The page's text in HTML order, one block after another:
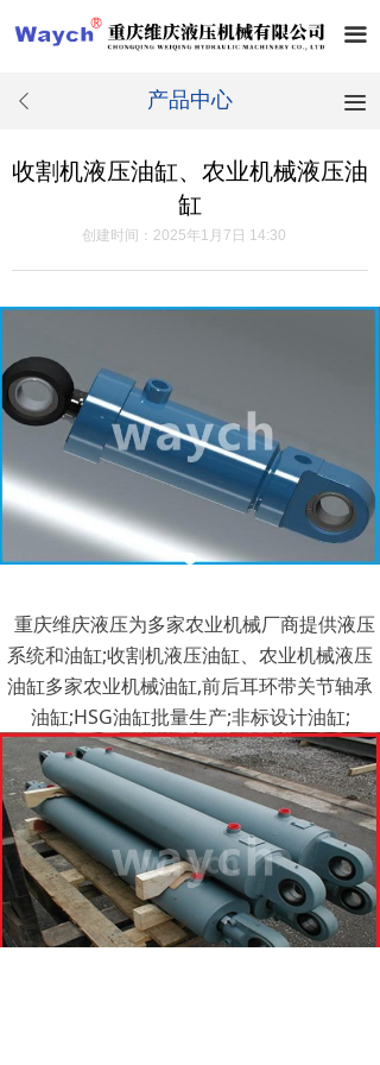
끀
收割机液压油缸、农业机械液压油
缸
创建时间： 2025年1月7日 14:30
ꄴ 产品中心 끀
重庆维庆液压为多家农业机械厂商提供液压
系统和油缸;收割机液压油缸、农业机械液压
油缸多家农业机械油缸,前后耳环带关节轴承
油缸;HSG油缸批量生产;非标设计油缸;
낀
首页
넒
产品
끅
一键拨号
끇
联系